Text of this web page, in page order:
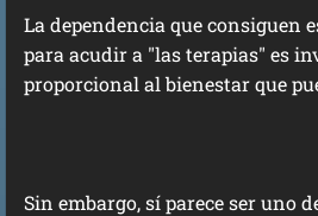
La dependencia que consiguen
para acudir a "las terapias" es
proporcional al bienestar que
Sin embargo, sí parece ser uno